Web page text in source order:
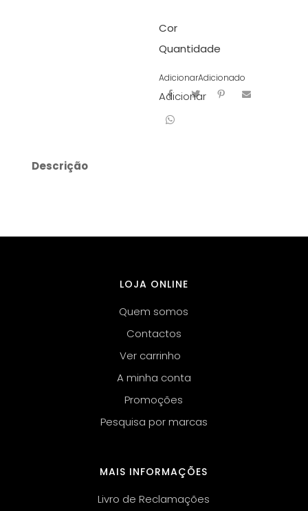
Cor
Quantidade
AdicionarAdicionado
Adicionar
Descrição
LOJA ONLINE
Quem somos
Contactos
Ver carrinho
A minha conta
Promoções
Pesquisa por marcas
MAIS INFORMAÇÕES
Livro de Reclamações